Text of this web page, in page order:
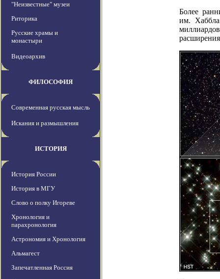
"Неизвестные" музеи
Риторика
Русские храмы и
монастыри
Видеоархив
ФИЛОСОФИЯ
Современная русская мысль
Искания и размышления
ИСТОРИЯ
История России
История в МГУ
Слово о полку Игореве
Хронология и
парахронология
Астрономия и Хронология
Альмагест
Запечатленная Россия
Более
им.